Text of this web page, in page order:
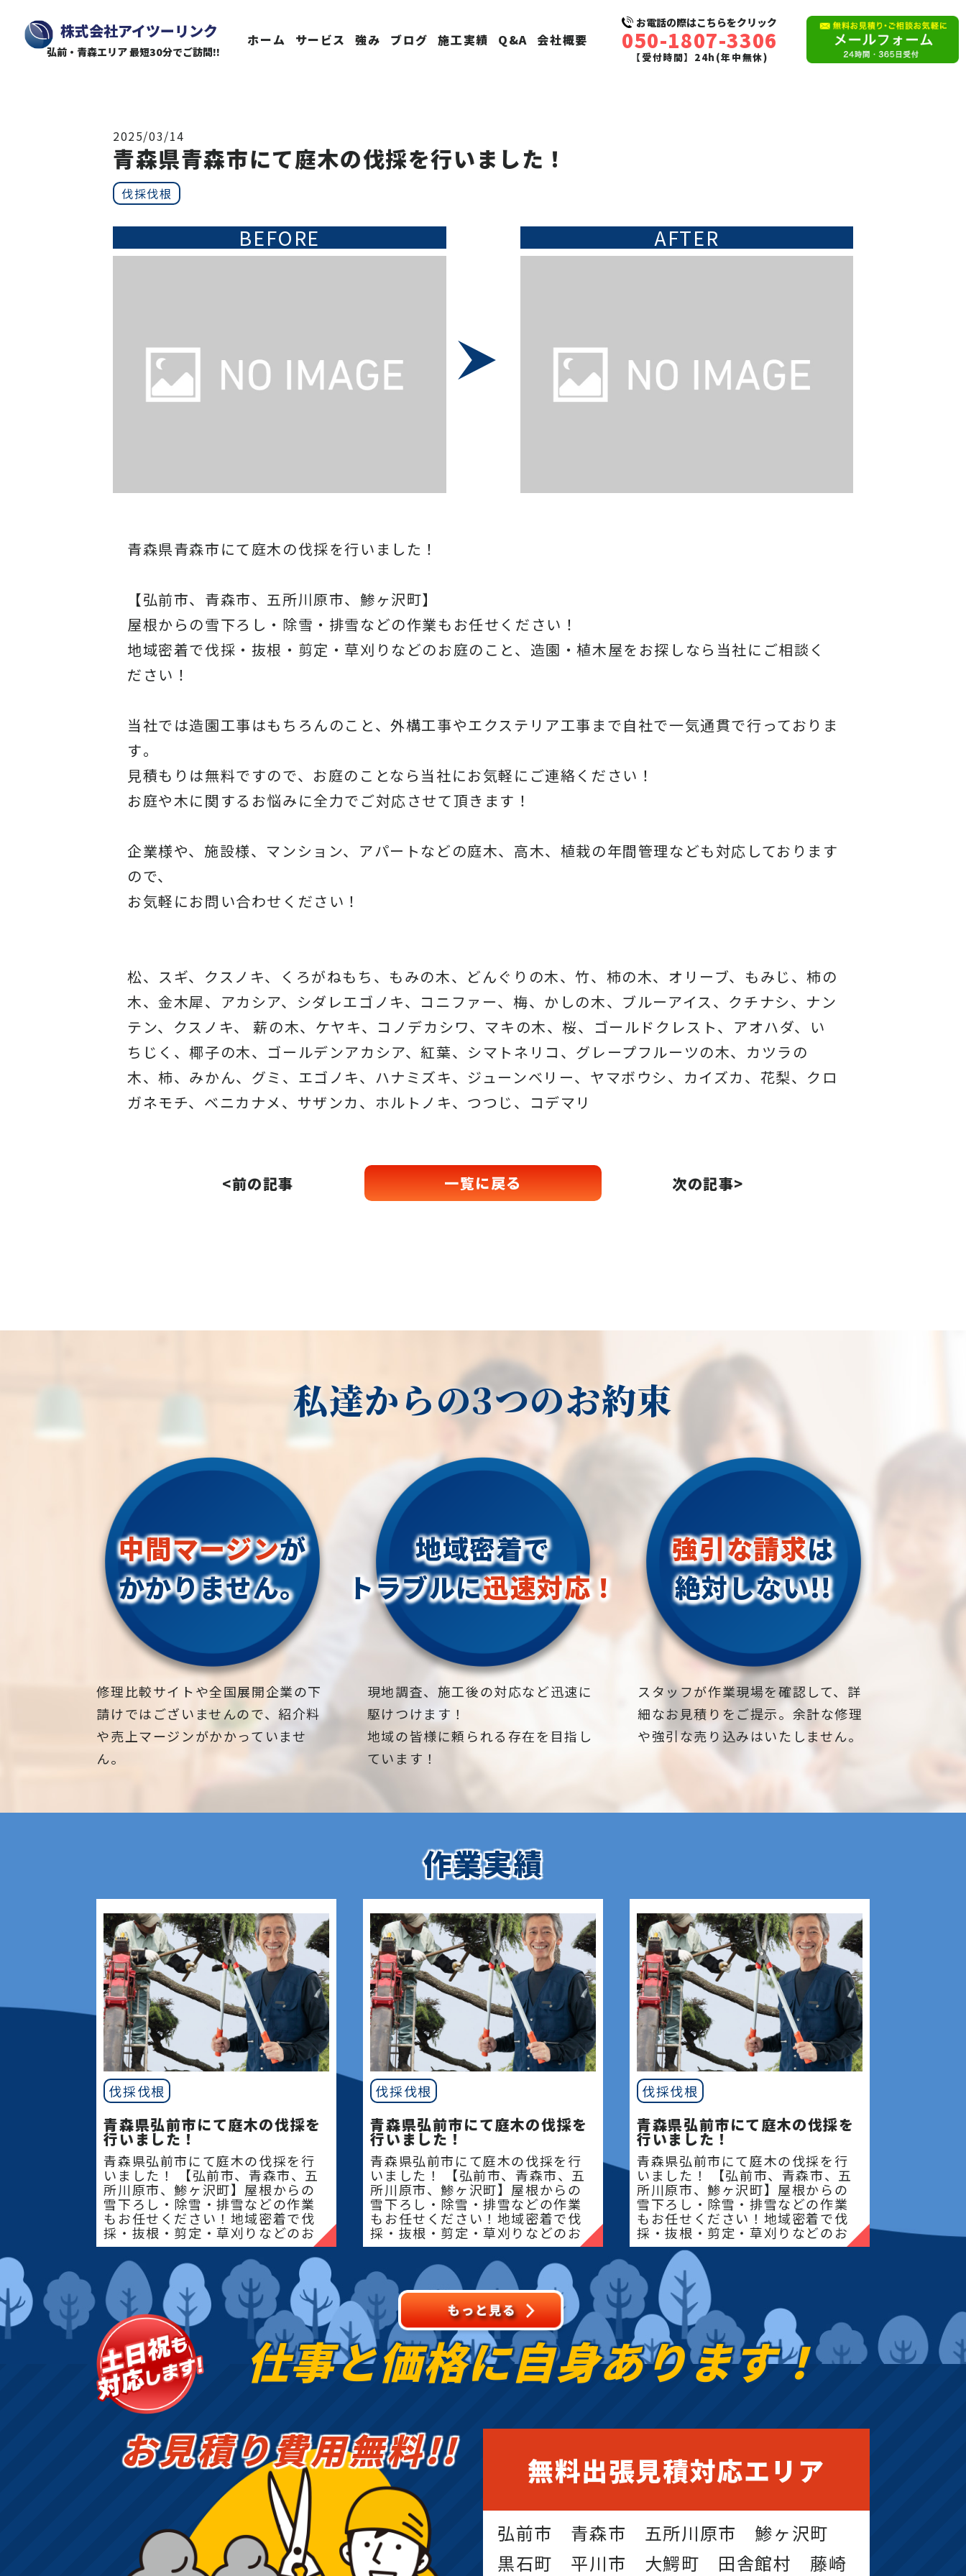
株式会社アイツーリンク
弘前・青森エリア 最短30分でご訪問!!
ホーム サービス 強み ブログ 施工実績 Q&A 会社概要
お電話の際はこちらをクリック
050-1807-3306
【受付時間】24h(年中無休)
2025/03/14
青森県青森市にて庭木の伐採を行いました！
伐採伐根
BEFORE AFTER
青森県青森市にて庭木の伐採を行いました！
【弘前市、青森市、五所川原市、鯵ヶ沢町】
屋根からの雪下ろし・除雪・排雪などの作業もお任せください！
地域密着で伐採・抜根・剪定・草刈りなどのお庭のこと、造園・植木屋をお探しなら当社にご相談く
ださい！
当社では造園工事はもちろんのこと、外構工事やエクステリア工事まで自社で一気通貫で行っておりま
す。
見積もりは無料ですので、 お庭のことなら当社にお気軽にご連絡ください！
お庭や木に関するお悩みに全力でご対応させて頂きます！
企業様や、施設様、マンション、アパートなどの庭木、高木、 植栽の年間管理なども対応しております
ので、
お気軽にお問い合わせください！
松、スギ、クスノキ、くろがねもち、もみの木、どんぐりの木、竹、柿の木、オリーブ、もみじ、柿の
木、金木犀、アカシア、 シダレエゴノキ、コニファー、梅、かしの木、ブルーアイス、 クチナシ、ナン
テン、クスノキ、 薪の木、ケヤキ、コノデカシワ、マキの木、桜、
ゴールドクレスト、アオハダ、い
ちじく、椰子の木、 ゴールデンアカシア、紅葉、シマトネリコ、 グレープフルーツの木、カツラの
木、柿、みかん、グミ、 エゴノキ、ハナミズキ、ジューンベリー、ヤマボウシ、カイズカ、 花梨、クロ
ガネモチ、ベニカナメ、サザンカ、ホルトノキ、 つつじ、コデマリ
<前の記事 一覧に戻る 次の記事>
私達からの3つのお約束
中間マージンが
かかりません。
修理比較サイトや全国展開企業の下
請けではございませんので、紹介料
や売上マージンがかかっていませ
ん。
地域密着で
トラブルに迅速対応！
現地調査、施工後の対応など迅速に
駆けつけます！
地域の皆様に頼られる存在を目指し
ています！
強引な請求は
絶対しない!!
スタッフが作業現場を確認して、詳
細なお見積りをご提示。余計な修理
や強引な売り込みはいたしません。
作業実績
伐採伐根
青森県弘前市にて庭木の伐採を
行いました！
青森県弘前市にて庭木の伐採を行
いました！ 【弘前市、青森市、五
所川原市、鯵ヶ沢町】屋根からの
雪下ろし・除雪・排雪などの作業
もお任せください！地域密着で伐
採・抜根・剪定・草刈りなどのお
庭のこと、造園・
伐採伐根
青森県弘前市にて庭木の伐採を
行いました！
青森県弘前市にて庭木の伐採を行
いました！ 【弘前市、青森市、五
所川原市、鯵ヶ沢町】屋根からの
雪下ろし・除雪・排雪などの作業
もお任せください！地域密着で伐
採・抜根・剪定・草刈りなどのお
庭のこと、造園・
伐採伐根
青森県弘前市にて庭木の伐採を
行いました！
青森県弘前市にて庭木の伐採を行
いました！ 【弘前市、青森市、五
所川原市、鯵ヶ沢町】屋根からの
雪下ろし・除雪・排雪などの作業
もお任せください！地域密着で伐
採・抜根・剪定・草刈りなどのお
庭のこと、造園・
仕事と価格に自身あります！
お見積り費用無料!! 無料出張見積対応エリア
弘前市 青森市 五所川原市 鯵ヶ沢町
黒石町 平川市 大鰐町 田舎館村 藤崎